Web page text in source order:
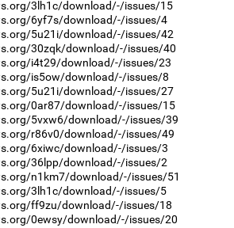
3lh1c/download/-/issues/15
6yf7s/download/-/issues/4
5u21i/download/-/issues/42
30zqk/download/-/issues/40
i4t29/download/-/issues/23
is5ow/download/-/issues/8
5u21i/download/-/issues/27
0ar87/download/-/issues/15
5vxw6/download/-/issues/39
r86v0/download/-/issues/49
6xiwc/download/-/issues/3
36lpp/download/-/issues/2
n1km7/download/-/issues/51
3lh1c/download/-/issues/5
ff9zu/download/-/issues/18
0ewsy/download/-/issues/20